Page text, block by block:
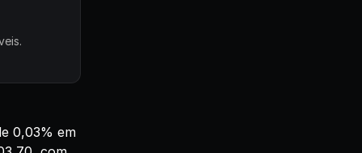
0,03% em